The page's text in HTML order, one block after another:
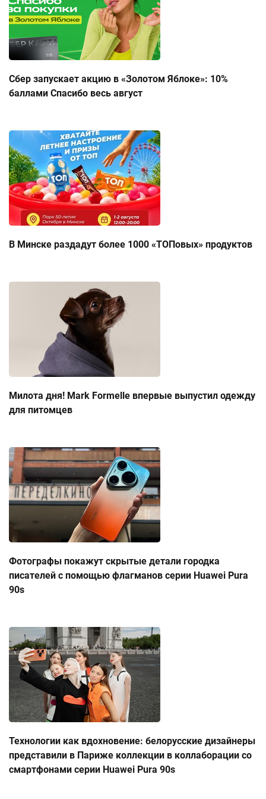
Сбер запускает акцию в «Золотом Яблоке»: 10%
баллами Спасибо весь август
В Минске раздадут более 1000 «ТОПовых» продуктов
Милота дня! Mark Formelle впервые выпустил одежду
для питомцев
Фотографы покажут скрытые детали городка
писателей с помощью флагманов серии Huawei Pura
90s
Технологии как вдохновение: белорусские дизайнеры
представили в Париже коллекции в коллаборации со
смартфонами серии Huawei Pura 90s